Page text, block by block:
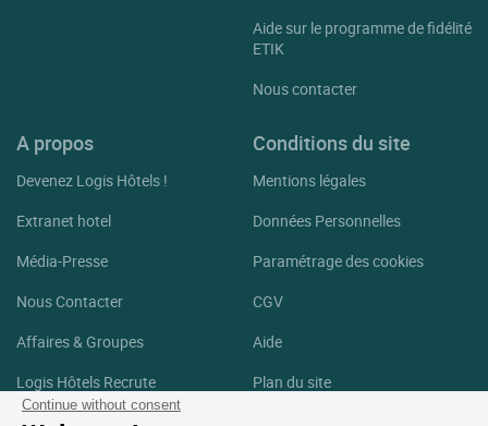
Continue without consent
Aide sur le programme de fidélité
ETIK
Nous contacter
A propos
Devenez Logis Hôtels !
Extranet hotel
Média-Presse
Nous Contacter
Affaires & Groupes
Logis Hôtels Recrute
Conditions du site
Mentions légales
Données Personnelles
Paramétrage des cookies
CGV
Aide
Plan du site